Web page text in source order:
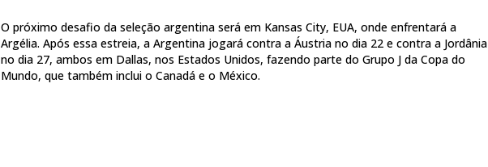
O próximo desafio da seleção argentina será em Kansas City, EUA, onde enfrentará a
Argélia. Após essa estreia, a Argentina jogará contra a Áustria no dia 22 e contra a Jordânia
no dia 27, ambos em Dallas, nos Estados Unidos, fazendo parte do Grupo J da Copa do
Mundo, que também inclui o Canadá e o México.